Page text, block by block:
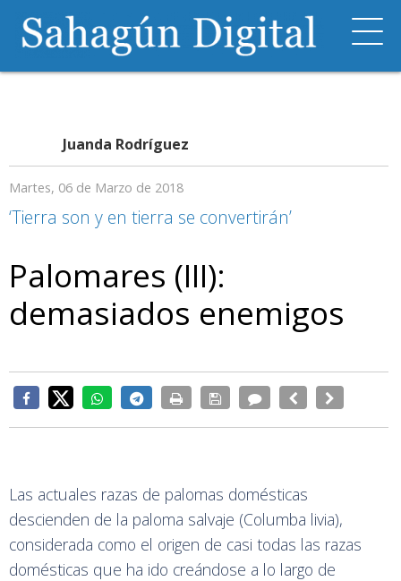
Juanda Rodríguez
Martes, 06 de Marzo de 2018
‘Tierra son y en tierra se convertirán’
Palomares (III):
demasiados enemigos
Las actuales razas de palomas domésticas
descienden de la paloma salvaje (Columba livia),
considerada como el origen de casi todas las razas
domésticas que ha ido creándose a lo largo de